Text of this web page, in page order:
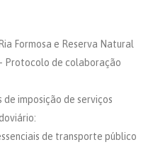
Formosa e Reserva Natural
Protocolo de colaboração
imposição de serviços
de transporte público